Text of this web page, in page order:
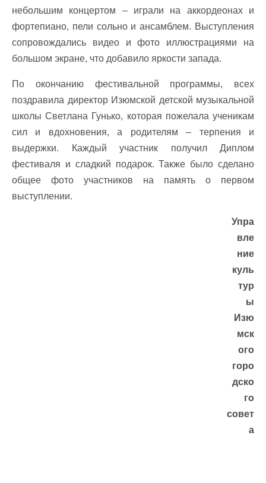
небольшим концертом – играли на аккордеонах и
фортепиано, пели сольно и ансамблем. Выступления
сопровождались видео и фото иллюстрациями на
большом экране, что добавило яркости запада.
По окончанию фестивальной программы, всех
поздравила директор Изюмской детской музыкальной
школы Светлана Гунько, которая пожелала ученикам
сил и вдохновения, а родителям – терпения и
выдержки. Каждый участник получил Диплом
фестиваля и сладкий подарок. Также было сделано
общее фото участников на память о первом
выступлении.
Упра
вле
ние
куль
тур
ы
Изю
мск
ого
горо
дско
го
совет
а